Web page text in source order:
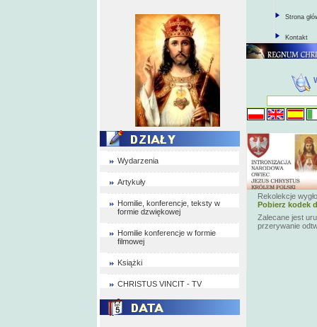
Wydarzenia
Artykuły
Homilie, konferencje, teksty w
formie dzwiękowej
Homilie konferencje w formie
filmowej
Książki
CHRISTUS VINCIT - TV
Strona
Kontakt
Rekolekcje
Pobierz kodek
Zalecane jest
przerywanie